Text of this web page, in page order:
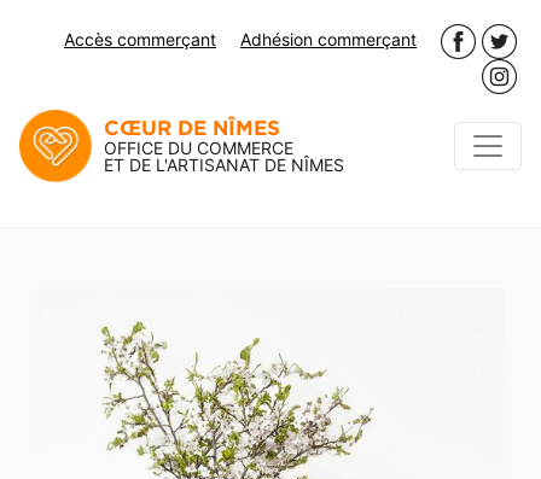
Accès commerçant Adhésion commerçant
CŒUR DE NÎMES
OFFICE DU COMMERCE
ET DE L'ARTISANAT DE NÎMES